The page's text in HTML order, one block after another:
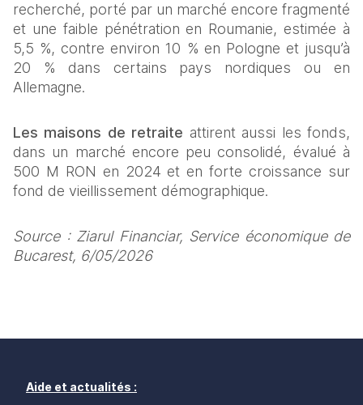
recherché, porté par un marché encore fragmenté
et une faible pénétration en Roumanie, estimée à
5,5 %, contre environ 10 % en Pologne et jusqu’à
20 % dans certains pays nordiques ou en
Allemagne.
Les maisons de retraite attirent aussi les fonds,
dans un marché encore peu consolidé, évalué à
500 M RON en 2024 et en forte croissance sur
fond de vieillissement démographique.
Source : Ziarul Financiar, Service économique de
Bucarest, 6/05/2026
Aide et actualités :